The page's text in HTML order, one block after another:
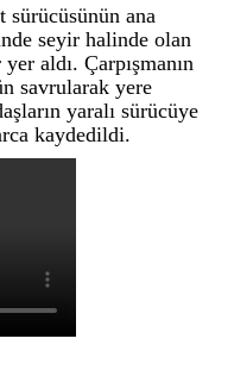
sürücüsünün ana
seyir halinde olan
aldı. Çarpışmanın
savrularak yere
yaralı sürücüye
kaydedildi.